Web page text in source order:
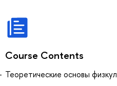
Course Contents
Теоретические основы